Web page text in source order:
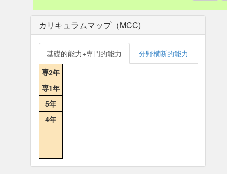
カリキュラムマップ（MCC)
基礎的能力+専門的能力
分野横断的能力
専2年
専1年
5年
4年